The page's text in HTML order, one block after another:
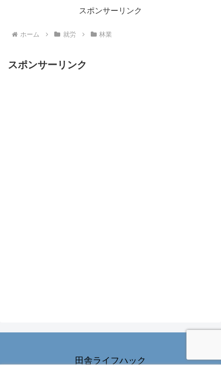
スポンサーリンク
ホーム 就労 林業
スポンサーリンク
田舎ライフハック